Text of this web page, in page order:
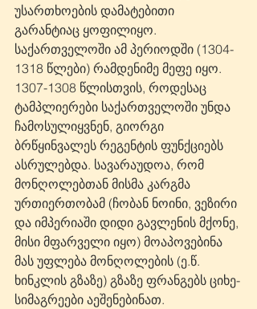
უსართხოების დამატებითი
გარანტიაც ყოფილიყო.
საქართველოში ამ პერიოდში (1304-
1318 წლები) რამდენიმე მეფე იყო.
1307-1308 წლისთვის, როდესაც
ტამპლიერები საქართველოში უნდა
ჩამოსულიყვნენ, გიორგი
ბრწყინვალეს რეგენტის ფუნქციებს
ასრულებდა. სავარაუდოა, რომ
მონღოლებთან მისმა კარგმა
ურთიერთობამ (ჩობან ნოინი, ვეზირი
და იმპერიაში დიდი გავლენის მქონე,
მისი მფარველი იყო) მოაპოვებინა
მას უფლება მონღოლების (ე.წ.
ხინკლის გზაზე) გზაზე ფრანგებს ციხე-
სიმაგრეები აეშენებინათ.